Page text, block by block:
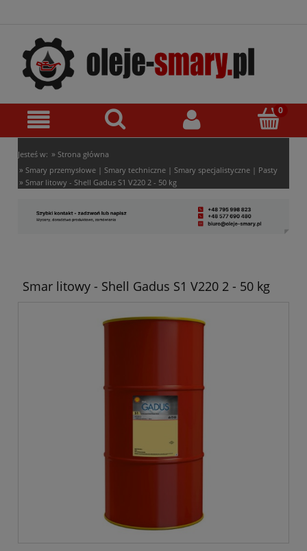
Jesteś w: » Strona główna
» Smary przemysłowe | Smary techniczne | Smary specjalistyczne | Pasty
» Smar litowy - Shell Gadus S1 V220 2 - 50 kg
Smar litowy - Shell Gadus S1 V220 2 - 50 kg